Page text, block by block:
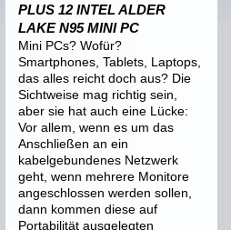
PLUS 12 INTEL ALDER
LAKE N95 MINI PC
Mini PCs? Wofür?
Smartphones, Tablets, Laptops,
das alles reicht doch aus? Die
Sichtweise mag richtig sein,
aber sie hat auch eine Lücke:
Vor allem, wenn es um das
Anschließen an ein
kabelgebundenes Netzwerk
geht, wenn mehrere Monitore
angeschlossen werden sollen,
dann kommen diese auf
Portabilität ausgelegten